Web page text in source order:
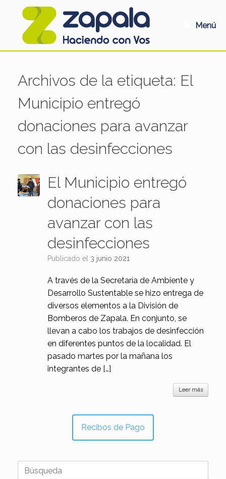
Menú
Archivos de la etiqueta: El
Municipio entregó
donaciones para avanzar
con las desinfecciones
El Municipio entregó
donaciones para
avanzar con las
desinfecciones
Publicado el 3 junio 2021
A través de la Secretaría de Ambiente y
Desarrollo Sustentable se hizo entrega de
diversos elementos a la División de
Bomberos de Zapala. En conjunto, se
llevan a cabo los trabajos de desinfección
en diferentes puntos de la localidad. El
pasado martes por la mañana los
integrantes de […]
Leer más
Recibos de Pago
Buscar: